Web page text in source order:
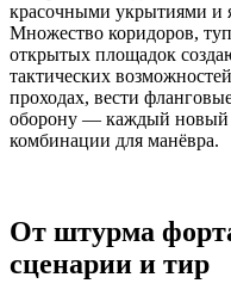
красочными укрытиями и
Множество коридоров,
открытых площадок
тактических
проходах, вести
оборону — каждый новый
комбинации для манёвра.
От штурма
сценарии и тир